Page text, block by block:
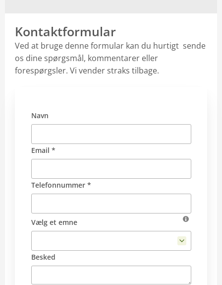
Kontaktformular
Ved at bruge denne formular kan du hurtigt sende
os dine spørgsmål, kommentarer eller
forespørgsler. Vi vender straks tilbage.
Navn
Email *
Telefonnummer *
Vælg et emne
Besked